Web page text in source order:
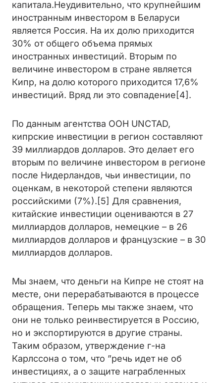
капитала.Неудивительно, что крупнейшим
иностранным инвестором в Беларуси
является Россия. На их долю приходится
30% от общего объема прямых
иностранных инвестиций. Вторым по
величине инвестором в стране является
Кипр, на долю которого приходится 17,6%
инвестиций. Вряд ли это совпадение[4].
По данным агентства ООН UNCTAD,
кипрские инвестиции в регион составляют
39 миллиардов долларов. Это делает его
вторым по величине инвестором в регионе
после Нидерландов, чьи инвестиции, по
оценкам, в некоторой степени являются
российскими (7%).[5] Для сравнения,
китайские инвестиции оцениваются в 27
миллиардов долларов, немецкие – в 26
миллиардов долларов и французские – в 30
миллиардов долларов.
Мы знаем, что деньги на Кипре не стоят на
месте, они перерабатываются в процессе
обращения. Теперь мы также знаем, что
они не только реинвестируется в Россию,
но и экспортируются в другие страны.
Таким образом, утверждение г-на
Карлссона о том, что ”речь идет не об
инвестициях, а о защите награбленных